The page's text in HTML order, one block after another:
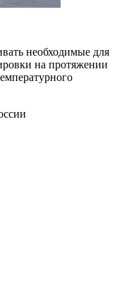
необходимые для
на протяжении